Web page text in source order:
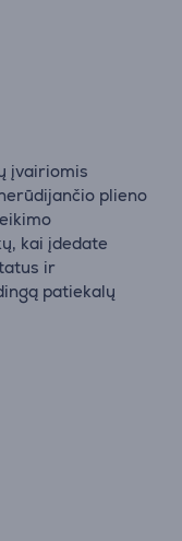
įvairiomis
plieno
kai įdedate
ir
patiekalų